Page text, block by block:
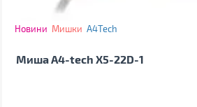
Новини Мишки A4Tech
Миша A4-tech X5-22D-1